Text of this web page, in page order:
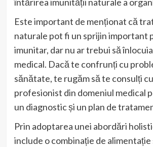
Este important de menționat că
naturale pot fi un sprijin important
imunitar, dar nu ar trebui să
medical. Dacă te confrunți cu
sănătate, te rugăm să te consulți
profesionist din domeniul medical
un diagnostic și un plan de
Prin adoptarea unei abordări
include o combinație de